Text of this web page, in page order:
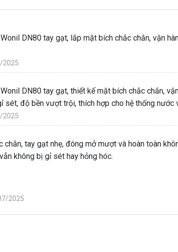
DN80 tay gạt, lắp mặt bích chắc chắn, vận
2025
DN80 tay gạt, thiết kế mặt bích chắc chắn,
sét, độ bền vượt trội, thích hợp cho hệ thống nước
2025
chắn, tay gạt nhẹ, đóng mở mượt và hoàn toàn
không bị gỉ sét hay hỏng hóc.
2025